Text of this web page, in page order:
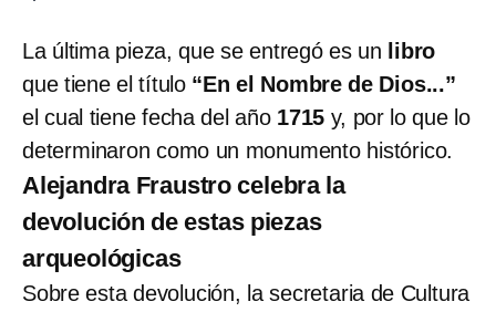
La última pieza, que se entregó es un libro
que tiene el título “En el Nombre de Dios...”
el cual tiene fecha del año 1715 y, por lo que lo
determinaron como un monumento histórico.
Alejandra Fraustro celebra la
devolución de estas piezas
arqueológicas
Sobre esta devolución, la secretaria de Cultura